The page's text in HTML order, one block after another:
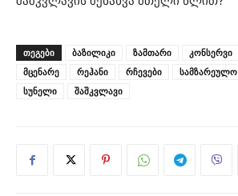
ᲗᲔᲒᲔᲑᲘ ბაზილიკი ზამთარი კონსერვი
მცენარე
რეჰანი რჩევები სამზარეულო
სუნელი
შაშკვლავი